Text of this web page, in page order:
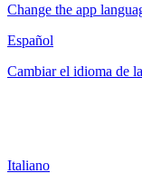
Change the app
Español
Cambiar el idioma de
Italiano